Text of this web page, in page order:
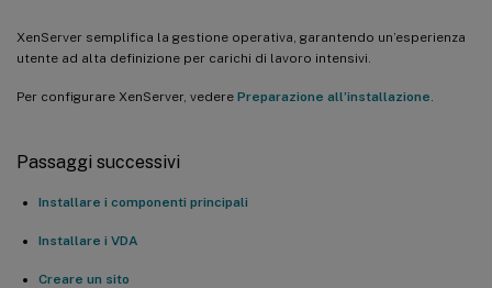
XenServer semplifica la gestione operativa, garantendo un’esperienza
utente ad alta definizione per carichi di lavoro intensivi.
Per configurare XenServer, vedere Preparazione all’installazione
Passaggi successivi
Installare i componenti principali
Installare i VDA
Creare un sito